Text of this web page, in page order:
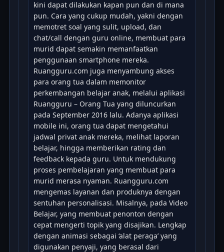
kini dapat dilakukan kapan pun dan di mana
pun. Cara yang cukup mudah, yakni dengan
memotret soal yang sulit, upload, dan
chat/call dengan guru online, membuat para
murid dapat semakin memanfaatkan
penggunaan smartphone mereka.
Ruangguru.com juga menyambung akses
para orang tua dalam memonitor
perkembangan belajar anak, melalui aplikasi
Ruangguru – Orang Tua yang diluncurkan
pada September 2016 lalu. Adanya aplikasi
mobile ini, orang tua dapat mengetahui
jadwal privat anak mereka, melihat laporan
belajar, hingga memberikan rating dan
feedback kepada guru. Untuk mendukung
proses pembelajaran yang membuat para
murid merasa nyaman. Ruangguru.com
mengemas layanan dan produknya dengan
sentuhan personalisasi. Misalnya, pada Video
Belajar, yang membuat penonton dengan
cepat mengerti topik yang disajikan. Lengkap
dengan animasi sebagai ‘alat peraga’ yang
digunakan penyaji, yang berasal dari